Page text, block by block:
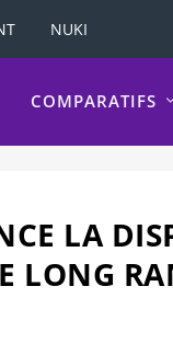
NUKI
COMPARATIFS
LA
LONG